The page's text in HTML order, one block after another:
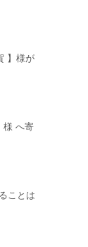
】様が
様 へ寄
ことは